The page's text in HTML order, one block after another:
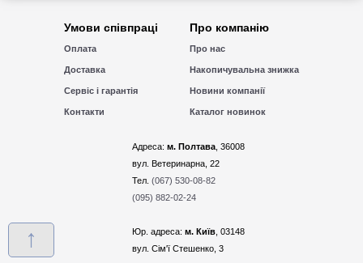
↑
Умови співпраці
Оплата
Доставка
Сервіс і гарантія
Контакти
Про компанію
Про нас
Накопичувальна знижка
Новини компанії
Каталог новинок
Адреса:м. Полтава , 36008
вул. Ветеринарна, 22
Тел.(067) 530-08-82
(095) 882-02-24
Юр. адреса:м. Київ , 03148
вул. Сім'ї Стешенко, 3